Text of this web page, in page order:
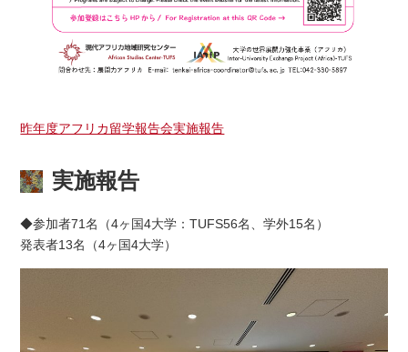
昨年度アフリカ留学報告会実施報告
実施報告
◆参加者71名（4ヶ国4大学：TUFS56名、学外15名）
発表者13名（4ヶ国4大学）